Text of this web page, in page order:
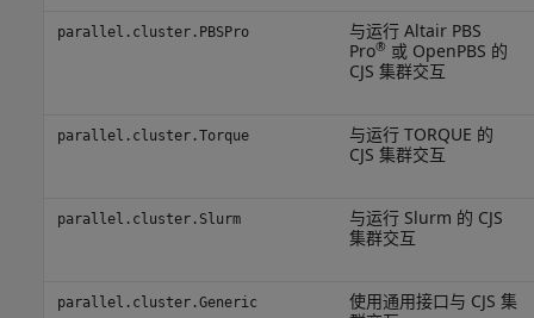
parallel.cluster.PBSPro
与运行 Altair PBS
Pro® 或 OpenPBS 的
CJS 集群交互
parallel.cluster.Torque
与运行 TORQUE 的
CJS 集群交互
parallel.cluster.Slurm
与运行 Slurm 的 CJS
集群交互
parallel.cluster.Generic
使用通用接口与 CJS 集